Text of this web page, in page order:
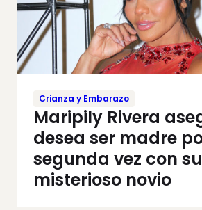
Crianza y Embarazo
Maripily Rivera
desea ser madre
segunda vez con su
misterioso novio